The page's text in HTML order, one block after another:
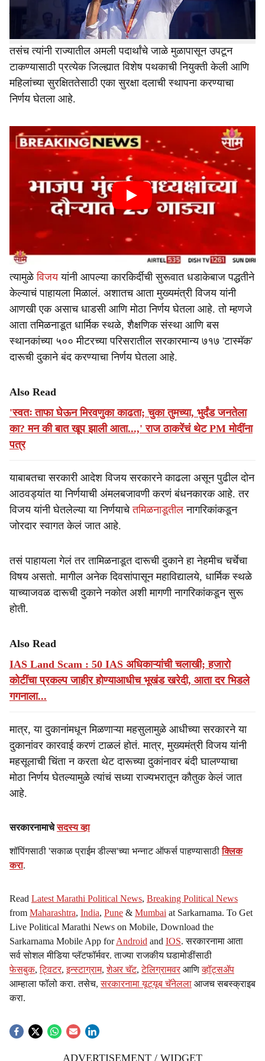
निर्णय घेतला आहे.
तसंच त्यांनी राज्यातील अमली पदार्थांचे जाळे मुळापासून उपटून
टाकण्यासाठी प्रत्येक जिल्ह्यात विशेष पथकाची नियुक्ती केली आणि
महिलांच्या सुरक्षिततेसाठी एका सुरक्षा दलाची स्थापना करण्याचा
निर्णय घेतला आहे.
त्यामुळेविजययांनी आपल्या कारकि‍र्दीची सुरूवात धडाकेबाज पद्धतीने
केल्याचं पाहायला मिळालं. अशातच आता मुख्यमंत्री विजय यांनी
आणखी एक असाच धाडसी आणि मोठा निर्णय घेतला आहे. तो म्हणजे
आता तमिळनाडूत धार्मिक स्थळे, शैक्षणिक संस्था आणि बस
स्थानकांच्या ५०० मीटरच्या परिसरातील सरकारमान्य ७१७ 'टास्मॅक'
दारूची दुकाने बंद करण्याचा निर्णय घेतला आहे.
Also Read
'स्वतः ताफा घेऊन मिरवणुका काढता; चुका तुमच्या, भुर्दंड जनतेला
का? मन की बात खूप झाली आता...,' राज ठाकरेंचं थेट PM मोदींना
पत्र
याबाबतचा सरकारी आदेश विजय सरकारने काढला असून पुढील दोन
आठवड्यांत या निर्णयाची अंमलबजावणी करणं बंधनकारक आहे. तर
विजय यांनी घेतलेल्या या निर्णयाचेतमिळनाडूतीलनागरिकांकडून
जोरदार स्वागत केलं जात आहे.
तसं पाहायला गेलं तर तामिळनाडूत दारूची दुकाने हा नेहमीच चर्चेचा
विषय असतो. मागील अनेक दिवसांपासून महाविद्यालये, धार्मिक स्थळे
याच्याजवळ दारूची दुकाने नकोत अशी मागणी नागरिकांकडून सुरू
होती.
Also Read
IAS Land Scam : 50 IAS अधिकाऱ्यांची चलाखी; हजारो
कोटींचा प्रकल्प जाहीर होण्याआधीच भूखंड खरेदी, आता दर भिडले
गगनाला...
मात्र, या दुकानांमधून मिळणाऱ्या महसुलामुळे आधीच्या सरकारने या
दुकानांवर कारवाई करणं टाळलं होतं. मात्र, मुख्यमंत्री विजय यांनी
महसूलाची चिंता न करता थेट दारूच्या दुकांनावर बंदी घालण्याचा
मोठा निर्णय घेतल्यामुळे त्यांचं सध्या राज्यभरातून कौतुक केलं जात
आहे.
सरकारनामाचेसदस्य व्हा
शॉपिंगसाठी 'सकाळ प्राईम डील्स'च्या भन्नाट ऑफर्स पाहण्यासाठीक्लिक
करा.
Read Latest Marathi Political News, Breaking Political News
from Maharashtra, India, Pune & Mumbai at Sarkarnama. To Get
Live Political Marathi News on Mobile, Download the
Sarkarnama Mobile App forAndroid and IOS. सरकारनामा आता
सर्व सोशल मीडिया प्लॅटफॉर्मवर. ताज्या राजकीय घडामोडींसाठी
फेसबुक,ट्विटर,इन्स्टाग्राम,शेअर चॅट,टेलिग्रामवर आणिव्हॉट्सॲप
आम्हाला फॉलो करा. तसेच,सरकारनामा यूट्यूब चॅनेलला आजच सबस्क्राइब
करा.
ADVERTISEMENT / WIDGET